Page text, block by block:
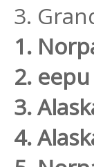
3.
1.
2.
3.
4.